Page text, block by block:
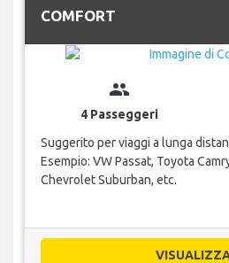
COMFORT
group
4 Passeggeri
Suggerito per viaggi a lunga
Esempio: VW Passat, Toyota
Chevrolet Suburban, etc.